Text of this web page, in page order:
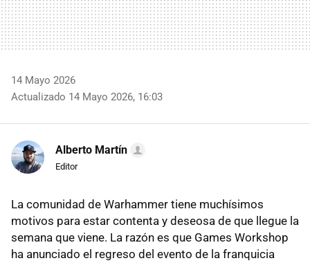
14 Mayo 2026
Actualizado 14 Mayo 2026, 16:03
Alberto Martín
Editor
La comunidad de Warhammer tiene muchísimos
motivos para estar contenta y deseosa de que llegue la
semana que viene. La razón es que Games Workshop
ha anunciado el regreso del evento de la franquicia